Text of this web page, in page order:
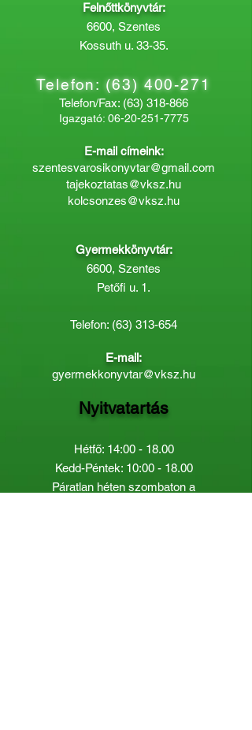
Felnőttkönyvtár:
6600, Szentes
Kossuth u. 33-35.
Telefon:(63) 400-271
Telefon/Fax: (63) 318-866
Igazgató: 06-20-251-7775
E-mail címeink:
szentesvarosikonyvtar@gmail.com
tajekoztatas@vksz.hu
kolcsonzes@vksz.hu
Gyermekkönyvtár:
6600, Szentes
Petőfi u. 1.
Telefon: (63) 313-654
E-mail:
gyermekkonyvtar@vksz.hu
Nyitvatartás
Hétfő: 14:00 - 18.00
Kedd-Péntek: 10:00 - 18.00
Páratlan héten szombaton a